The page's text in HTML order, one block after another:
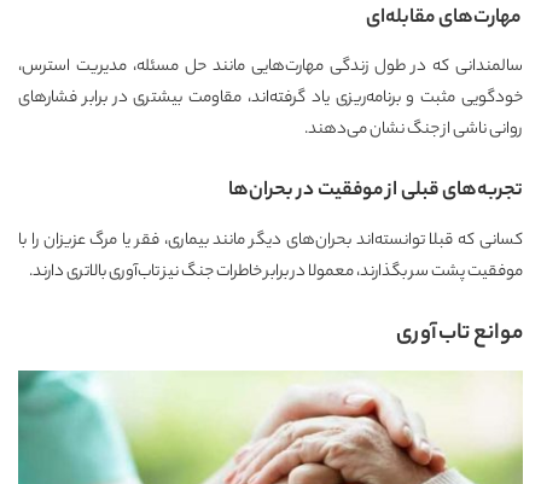
مهارت‌های مقابله‌ای
سالمندانی که در طول زندگی مهارت‌هایی مانند حل مسئله، مدیریت استرس،
خودگویی مثبت و برنامه‌ریزی یاد گرفته‌اند، مقاومت بیشتری در برابر فشارهای
روانی ناشی از جنگ نشان می‌دهند.
تجربه‌های قبلی از موفقیت در بحران‌ها
کسانی که قبلا توانسته‌اند بحران‌های دیگر مانند بیماری، فقر یا مرگ عزیزان را با
موفقیت پشت سر بگذارند، معمولا در برابر خاطرات جنگ نیز تاب‌آوری بالاتری دارند.
موانع تاب‌آوری